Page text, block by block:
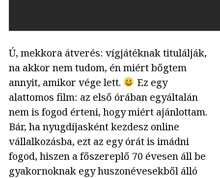
Ú, mekkora átverés: vígjátéknak titulálják,
na akkor nem tudom, én miért bőgtem
annyit, amikor vége lett.
Ez egy
alattomos film: az első órában egyáltalán
nem is fogod érteni, hogy miért ajánlottam.
Bár, ha nyugdíjasként kezdesz online
vállalkozásba, ezt az egy órát is imádni
fogod, hiszen a főszereplő 70 évesen áll be
gyakornoknak egy huszonévesekből álló